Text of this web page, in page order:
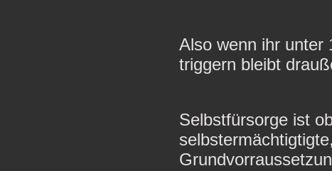
Also wenn ihr unter
triggern bleibt
Selbstfürsorge ist